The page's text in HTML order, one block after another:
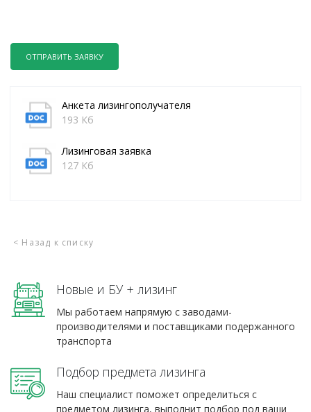
ОТПРАВИТЬ ЗАЯВКУ
Анкета лизингополучателя
193 Кб
Лизинговая заявка
127 Кб
< Назад к списку
Новые и БУ + лизинг
Мы работаем напрямую с заводами-
производителями и поставщиками подержанного
транспорта
Подбор предмета лизинга
Наш специалист поможет определиться с
предметом лизинга, выполнит подбор под ваши